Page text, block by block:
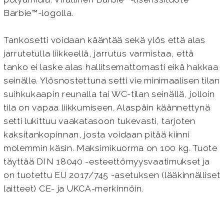
Barbie™-logolla.
Tankosetti voidaan kääntää sekä ylös että alas
jarrutetulla liikkeellä, jarrutus varmistaa, että
tanko ei laske alas hallitsemattomasti eikä hakkaa
seinälle. Ylösnostettuna setti vie minimaalisen tilan
suihkukaapin reunalla tai WC-tilan seinällä, jolloin
tila on vapaa liikkumiseen. Alaspäin käännettynä
setti lukittuu vaakatasoon tukevasti, tarjoten
kaksitankopinnan, josta voidaan pitää kiinni
molemmin käsin. Maksimikuorma on 100 kg. Tuote
täyttää DIN 18040 -esteettömyysvaatimukset ja
on tuotettu EU 2017/745 -asetuksen (lääkinnälliset
laitteet) CE- ja UKCA-merkinnöin.